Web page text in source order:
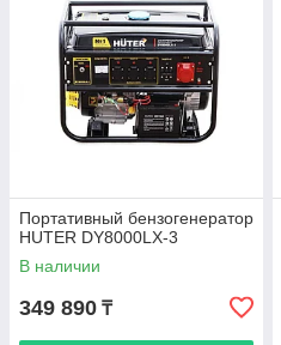
Портативный бензогенератор
HUTER DY8000LX-3
В наличии
349 890 ₸